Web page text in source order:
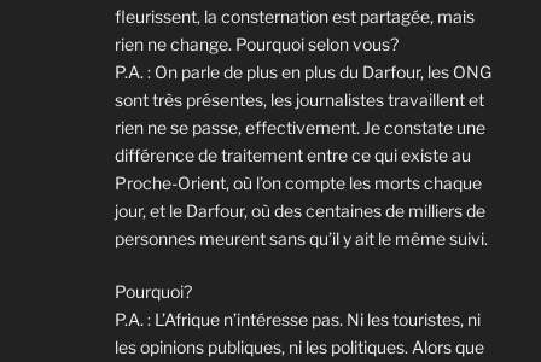
fleurissent, la consternation est partagée, mais
rien ne change. Pourquoi selon vous?
P.A. : On parle de plus en plus du Darfour, les ONG
sont très présentes, les journalistes travaillent et
rien ne se passe, effectivement. Je constate une
différence de traitement entre ce qui existe au
Proche-Orient, où l’on compte les morts chaque
jour, et le Darfour, où des centaines de milliers de
personnes meurent sans qu’il y ait le même suivi.
Pourquoi?
P.A. : L’Afrique n’intéresse pas. Ni les touristes, ni
les opinions publiques, ni les politiques. Alors que